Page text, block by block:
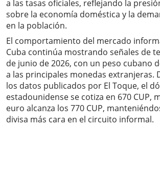
a las tasas oficiales, reflejando la
sobre la economía doméstica y la
en la población.
El comportamiento del mercado
Cuba continúa mostrando señales de
de junio de 2026, con un peso cubano
a las principales monedas extranjeras.
los datos publicados por El Toque, el
estadounidense se cotiza en 670 CUP,
euro alcanza los 770 CUP,
divisa más cara en el circuito informal.